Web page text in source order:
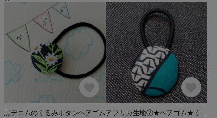
黒デニムのくるみボタンヘアゴム